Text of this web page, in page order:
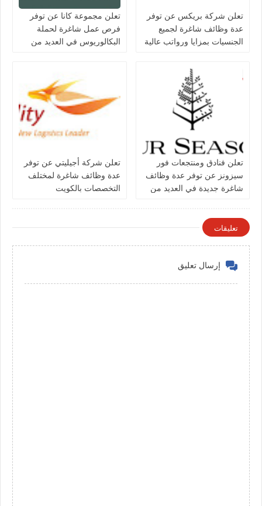
تعلن شركة بريكس عن توفر
عدة وظائف شاغرة لجميع
الجنسيات بمزايا ورواتب عالية
تعلن مجموعة كانا عن توفر
فرص عمل شاغرة لحملة
البكالوريوس في العديد من
تعلن فنادق ومنتجعات فور
سيزونز‏ عن توفر عدة وظائف
شاغرة جديدة في العديد من
تعلن شركة أجيليتي عن توفر
عدة وظائف شاغرة لمختلف
التخصصات بالكويت
تعليقات
إرسال تعليق